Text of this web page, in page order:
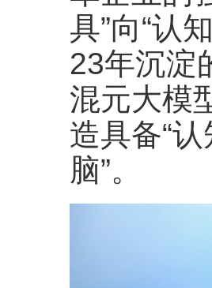
具”向“认
23年沉淀
混元大模
造具备“
脑”。